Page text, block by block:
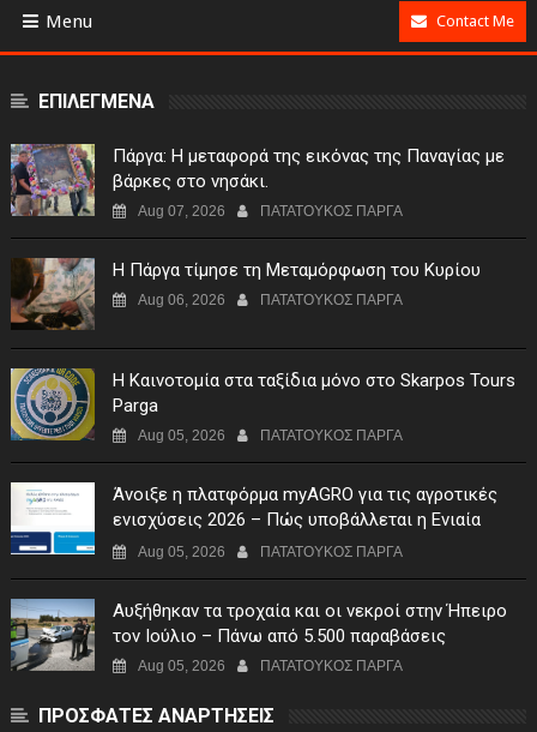
Menu Contact Me
ΕΠΙΛΕΓΜΕΝΑ
Πάργα: Η μεταφορά της εικόνας της Παναγίας με
βάρκες στο νησάκι.
Aug 07, 2026 ΠΑΤΑΤΟΥΚΟΣ ΠΑΡΓΑ
Η Πάργα τίμησε τη Μεταμόρφωση του Κυρίου
Aug 06, 2026 ΠΑΤΑΤΟΥΚΟΣ ΠΑΡΓΑ
Η Καινοτομία στα ταξίδια μόνο στο Skarpos Tours
Parga
Aug 05, 2026 ΠΑΤΑΤΟΥΚΟΣ ΠΑΡΓΑ
Άνοιξε η πλατφόρμα myAGRO για τις αγροτικές
ενισχύσεις 2026 – Πώς υποβάλλεται η Ενιαία
Αίτηση Ενίσχυσης
Aug 05, 2026 ΠΑΤΑΤΟΥΚΟΣ ΠΑΡΓΑ
Αυξήθηκαν τα τροχαία και οι νεκροί στην Ήπειρο
τον Ιούλιο – Πάνω από 5.500 παραβάσεις
Aug 05, 2026 ΠΑΤΑΤΟΥΚΟΣ ΠΑΡΓΑ
ΠΡΟΣΦΑΤΕΣ ΑΝΑΡΤΗΣΕΙΣ